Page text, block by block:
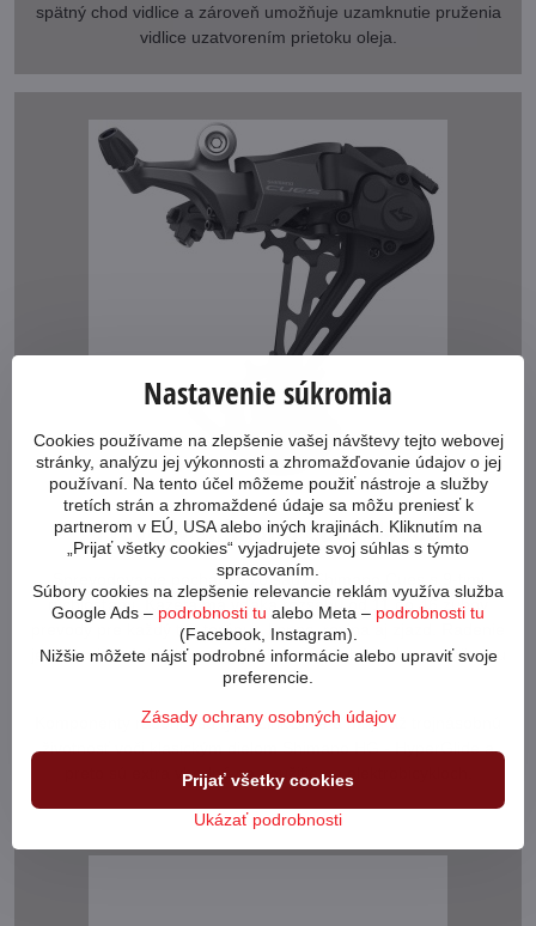
spätný chod vidlice a zároveň umožňuje uzamknutie pruženia
vidlice uzatvorením prietoku oleja.
Prevody Shimano Cues U4000
Sprevodovanie pochádza zo sady Shimano Cues s 9-timi
rýchlosťami. Kazeta má vďaka rozsahu od 11 do 46 zubov
prevody pre každý typ terénu - kopec, rovina aj zjazd. Radenie
je jednoduché, intuitívne a rýchle so spoľahlivosťou ovenčenou
Shimano.
Komponenty radenia sú typu LinkGlide a majú až trojnásobnú
životnosť voči klasickým dielom Shimano HG - HyperGlide a
preto sú extra vhodné na použitie na elektrobicykloch.
Nastavenie súkromia
Cookies používame na zlepšenie vašej návštevy tejto webovej
stránky, analýzu jej výkonnosti a zhromažďovanie údajov o jej
používaní. Na tento účel môžeme použiť nástroje a služby
tretích strán a zhromaždené údaje sa môžu preniesť k
partnerom v EÚ, USA alebo iných krajinách. Kliknutím na
„Prijať všetky cookies“ vyjadrujete svoj súhlas s týmto
spracovaním.
Súbory cookies na zlepšenie relevancie reklám využíva služba
Google Ads – podrobnosti tu alebo Meta – podrobnosti tu
(Facebook, Instagram).
Nižšie môžete nájsť podrobné informácie alebo upraviť svoje
preferencie.
Zásady ochrany osobných údajov
Ukázať podrobnosti
Prijať všetky cookies